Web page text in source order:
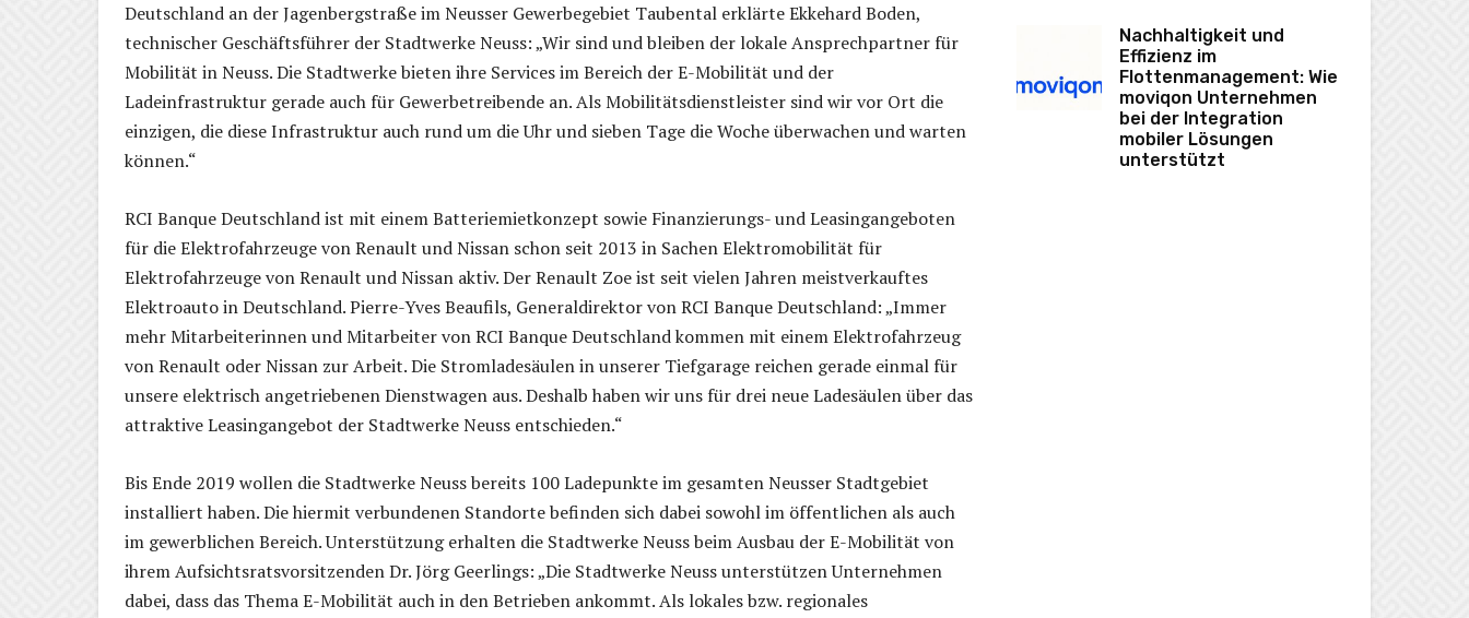
Deutschland an der Jagenbergstraße im Neusser Gewerbegebiet Taubental erklärte Ekkehard Boden,
technischer Geschäftsführer der Stadtwerke Neuss: „Wir sind und bleiben der lokale Ansprechpartner für
Mobilität in Neuss. Die Stadtwerke bieten ihre Services im Bereich der E-Mobilität und der
Ladeinfrastruktur gerade auch für Gewerbetreibende an. Als Mobilitätsdienstleister sind wir vor Ort die
einzigen, die diese Infrastruktur auch rund um die Uhr und sieben Tage die Woche überwachen und warten
können.“
RCI Banque Deutschland ist mit einem Batteriemietkonzept sowie Finanzierungs- und Leasingangeboten
für die Elektrofahrzeuge von Renault und Nissan schon seit 2013 in Sachen Elektromobilität für
Elektrofahrzeuge von Renault und Nissan aktiv. Der Renault Zoe ist seit vielen Jahren meistverkauftes
Elektroauto in Deutschland. Pierre-Yves Beaufils, Generaldirektor von RCI Banque Deutschland: „Immer
mehr Mitarbeiterinnen und Mitarbeiter von RCI Banque Deutschland kommen mit einem Elektrofahrzeug
von Renault oder Nissan zur Arbeit. Die Stromladesäulen in unserer Tiefgarage reichen gerade einmal für
unsere elektrisch angetriebenen Dienstwagen aus. Deshalb haben wir uns für drei neue Ladesäulen über das
attraktive Leasingangebot der Stadtwerke Neuss entschieden.“
Bis Ende 2019 wollen die Stadtwerke Neuss bereits 100 Ladepunkte im gesamten Neusser Stadtgebiet
installiert haben. Die hiermit verbundenen Standorte befinden sich dabei sowohl im öffentlichen als auch
im gewerblichen Bereich. Unterstützung erhalten die Stadtwerke Neuss beim Ausbau der E-Mobilität von
ihrem Aufsichtsratsvorsitzenden Dr. Jörg Geerlings: „Die Stadtwerke Neuss unterstützen Unternehmen
dabei, dass das Thema E-Mobilität auch in den Betrieben ankommt. Als lokales bzw. regionales
Nachhaltigkeit und
Effizienz im
Flottenmanagement: Wie
moviqon Unternehmen
bei der Integration
mobiler Lösungen
unterstützt